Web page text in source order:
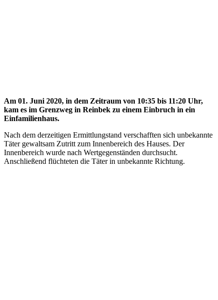
Am 01. Juni 2020, in dem Zeitraum von 10:35 bis 11:20 Uhr,
kam es im Grenzweg in Reinbek zu einem Einbruch in ein
Einfamilienhaus.
Nach dem derzeitigen Ermittlungstand verschafften sich unbekannte
Täter gewaltsam Zutritt zum Innenbereich des Hauses. Der
Innenbereich wurde nach Wertgegenständen durchsucht.
Anschließend flüchteten die Täter in unbekannte Richtung.